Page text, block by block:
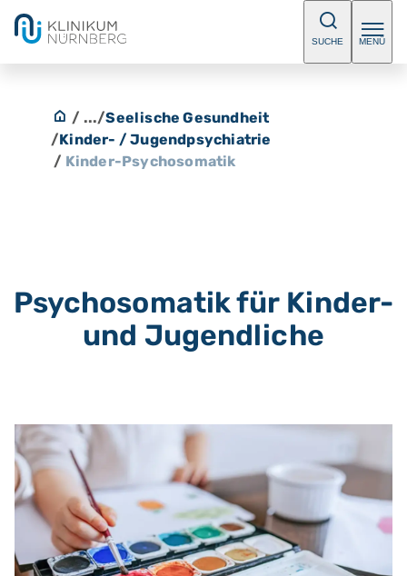
SUCHE MENÜ
/ .../Seelische Gesundheit
/Kinder- / Jugendpsychiatrie
/ Kinder-Psychosomatik
Psychosomatik für Kinder-
und Jugendliche